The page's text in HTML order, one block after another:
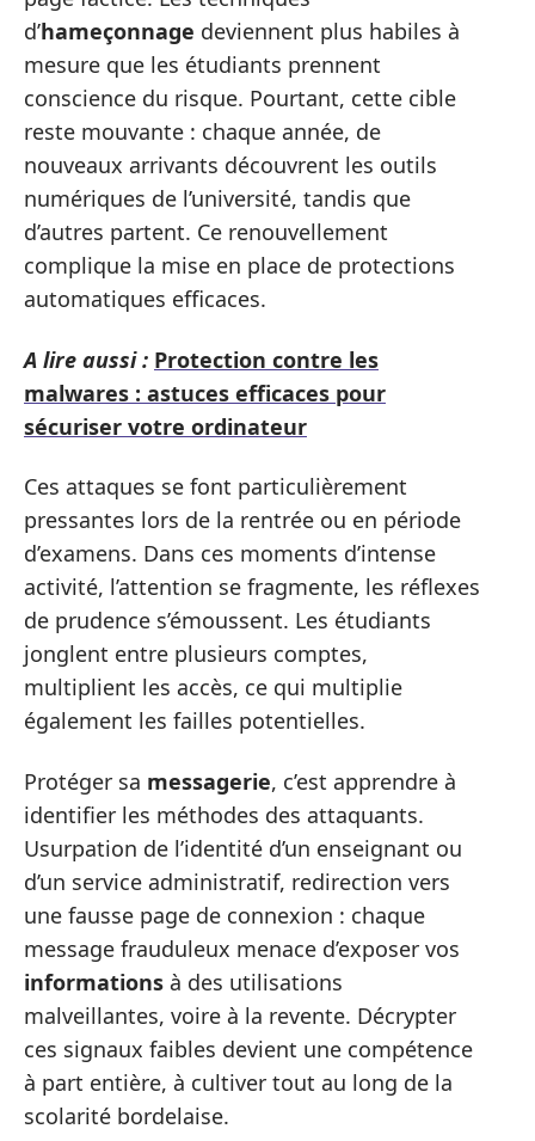
d’hameçonnage deviennent plus habiles à
mesure que les étudiants prennent
conscience du risque. Pourtant, cette cible
reste mouvante : chaque année, de
nouveaux arrivants découvrent les outils
numériques de l’université, tandis que
d’autres partent. Ce renouvellement
complique la mise en place de protections
automatiques efficaces.
A lire aussi : Protection contre les
malwares : astuces efficaces pour
sécuriser votre ordinateur
Ces attaques se font particulièrement
pressantes lors de la rentrée ou en période
d’examens. Dans ces moments d’intense
activité, l’attention se fragmente, les réflexes
de prudence s’émoussent. Les étudiants
jonglent entre plusieurs comptes,
multiplient les accès, ce qui multiplie
également les failles potentielles.
Protéger sa messagerie, c’est apprendre à
identifier les méthodes des attaquants.
Usurpation de l’identité d’un enseignant ou
d’un service administratif, redirection vers
une fausse page de connexion : chaque
message frauduleux menace d’exposer vos
informations à des utilisations
malveillantes, voire à la revente. Décrypter
ces signaux faibles devient une compétence
à part entière, à cultiver tout au long de la
scolarité bordelaise.